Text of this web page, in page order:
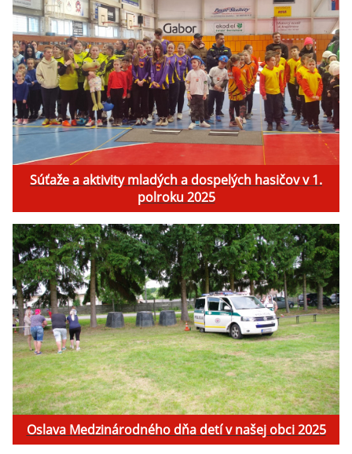
Súťaže a aktivity mladých a dospelých hasičov v 1.
polroku 2025
Oslava Medzinárodného dňa detí v našej obci 2025